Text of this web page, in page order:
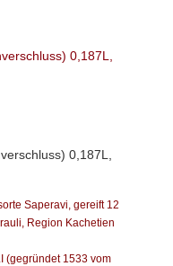
0,187L,
Saperavi, gereift 12
Region Kachetien
(gegründet 1533 vom